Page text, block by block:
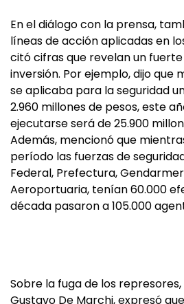
En el diálogo con la prensa,
líneas de acción aplicadas en
citó cifras que revelan un
inversión. Por ejemplo, dijo que
se aplicaba para la seguridad
2.960 millones de pesos, este
ejecutarse será de 25.900
Además, mencionó que
período las fuerzas de
Federal, Prefectura,
Aeroportuaria, tenían 60.000
década pasaron a 105.000
Sobre la fuga de los
Gustavo De Marchi, expresó